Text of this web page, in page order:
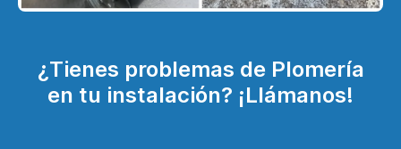
¿Tienes problemas de Plomería
en tu instalación? ¡Llámanos!